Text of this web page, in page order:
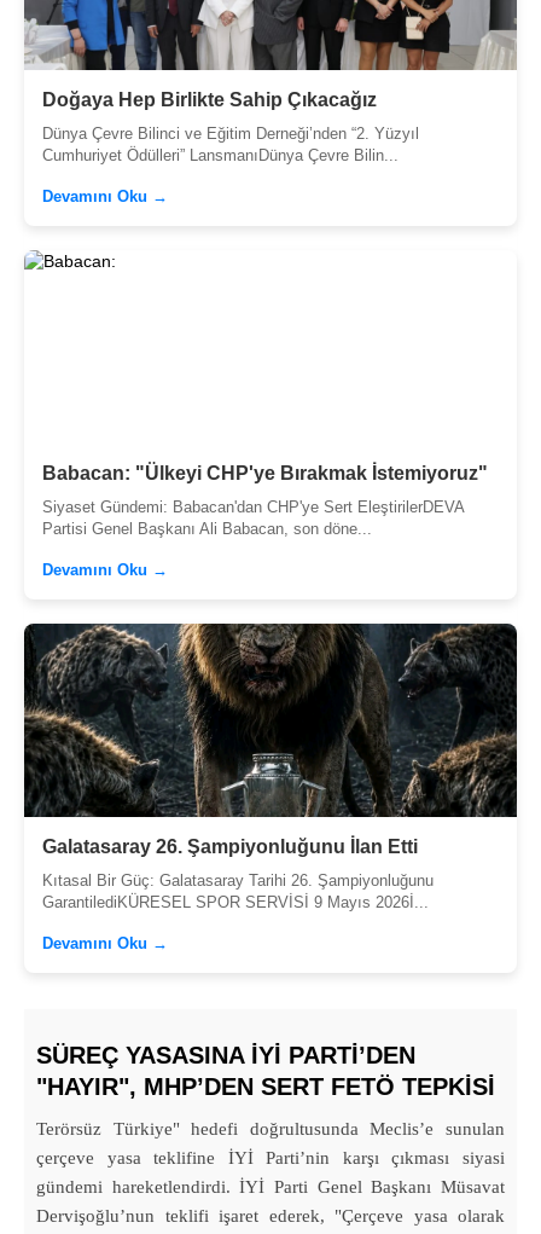
Doğaya Hep Birlikte Sahip Çıkacağız
Dünya Çevre Bilinci ve Eğitim Derneği’nden “2. Yüzyıl
Cumhuriyet Ödülleri” LansmanıDünya Çevre Bilin...
Devamını Oku →
Babacan: "Ülkeyi CHP'ye Bırakmak İstemiyoruz"
Siyaset Gündemi: Babacan'dan CHP'ye Sert EleştirilerDEVA
Partisi Genel Başkanı Ali Babacan, son döne...
Devamını Oku →
Galatasaray 26. Şampiyonluğunu İlan Etti
Kıtasal Bir Güç: Galatasaray Tarihi 26. Şampiyonluğunu
GarantilediKÜRESEL SPOR SERVİSİ 9 Mayıs 2026İ...
Devamını Oku →
SÜREÇ YASASINA İYİ PARTI’DEN
"HAYIR", MHP’DEN SERT FETÖ TEPKISI
Terörsüz Türkiye" hedefi doğrultusunda Meclis’e sunulan
çerçeve yasa teklifine İYİ Parti’nin karşı çıkması siyasi
gündemi hareketlendirdi. İYİ Parti Genel Başkanı Müsavat
Dervişoğlu’nun teklifi işaret ederek, "Çerçeve yasa olarak